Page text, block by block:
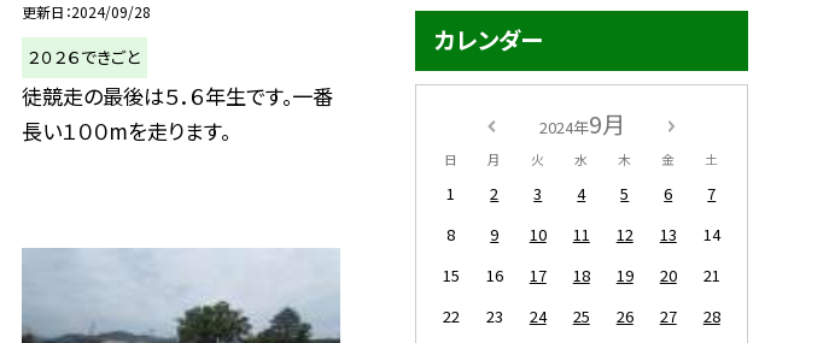
更新日 2024/09/28
２０２６できごと
徒競走の最後は５．６年生です。一番
長い１００mを走ります。
カレンダー
2024年9月
日 月 火 水 木 金 土
1 2 3 4 5 6
7
8
9 10 11 12 13
14
15
16 17 18 19 20
21
22
23 24 25 26 27
28